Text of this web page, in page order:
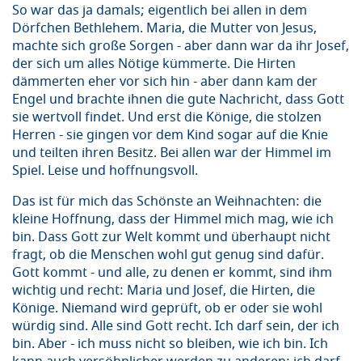
So war das ja damals; eigentlich bei allen in dem
Dörfchen Bethlehem. Maria, die Mutter von Jesus,
machte sich große Sorgen - aber dann war da ihr Josef,
der sich um alles Nötige kümmerte. Die Hirten
dämmerten eher vor sich hin - aber dann kam der
Engel und brachte ihnen die gute Nachricht, dass Gott
sie wertvoll findet. Und erst die Könige, die stolzen
Herren - sie gingen vor dem Kind sogar auf die Knie
und teilten ihren Besitz. Bei allen war der Himmel im
Spiel. Leise und hoffnungsvoll.
Das ist für mich das Schönste an Weihnachten: die
kleine Hoffnung, dass der Himmel mich mag, wie ich
bin. Dass Gott zur Welt kommt und überhaupt nicht
fragt, ob die Menschen wohl gut genug sind dafür.
Gott kommt - und alle, zu denen er kommt, sind ihm
wichtig und recht: Maria und Josef, die Hirten, die
Könige. Niemand wird geprüft, ob er oder sie wohl
würdig sind. Alle sind Gott recht. Ich darf sein, der ich
bin. Aber - ich muss nicht so bleiben, wie ich bin. Ich